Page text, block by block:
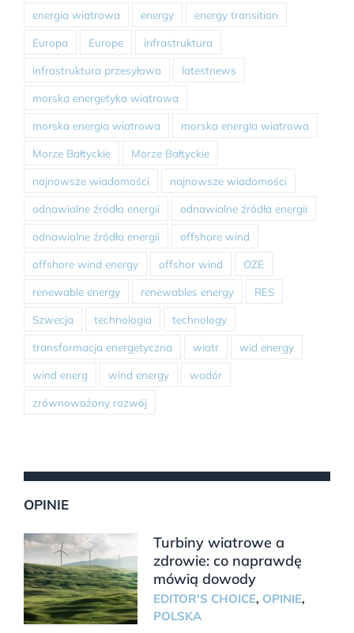
energia wiatrowa energy energy transition
Europa Europe infrastruktura
infrastruktura przesyłowa latestnews
morska energetyka wiatrowa
morska energia wiatrowa morska energia wiatrowa
Morze Bałtyckie Morze Bałtyckie
najnowsze wiadomości najnowsze wiadomości
odnawialne źródła energii odnawialne źródła energii
odnawialne źródła energii offshore wind
offshore wind energy offshor wind OZE
renewable energy renewables energy RES
Szwecja technologia technology
transformacja energetyczna wiatr wid energy
wind energ wind energy wodór
zrównoważony rozwój
OPINIE
Turbiny wiatrowe a
zdrowie: co naprawdę
mówią dowody
EDITOR'S CHOICE, OPINIE,
POLSKA